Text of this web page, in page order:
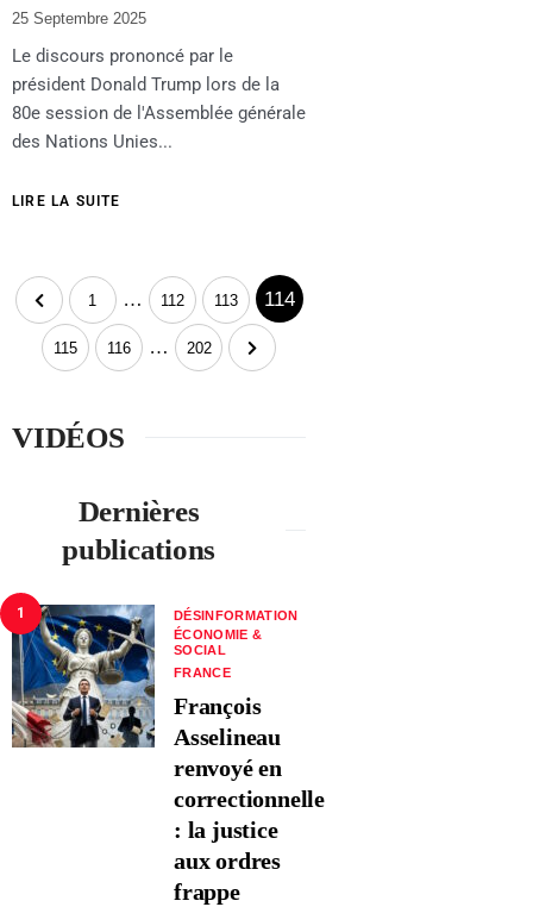
25 Septembre 2025
Le discours prononcé par le
président Donald Trump lors de la
80e session de l'Assemblée générale
des Nations Unies...
LIRE LA SUITE
1 … 112 113 114
115 116 … 202
VIDÉOS
Dernières
publications
1
DÉSINFORMATION
ÉCONOMIE &
SOCIAL
FRANCE
François
Asselineau
renvoyé en
correctionnelle
: la justice
aux ordres
frappe